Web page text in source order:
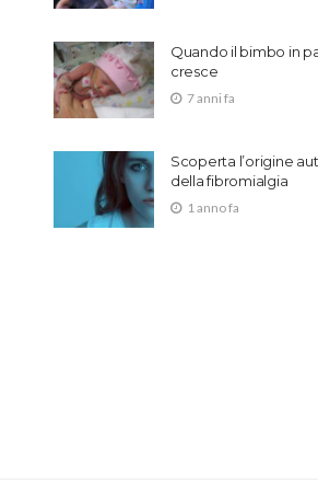
Quando il bimbo in
cresce
7 anni fa
Scoperta l’origine
della fibromialgia
1 anno fa